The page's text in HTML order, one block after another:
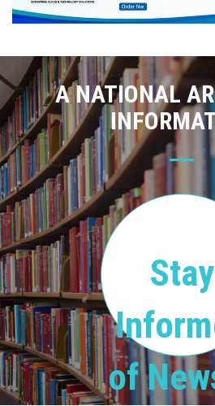
A NATIONAL
Stay
of